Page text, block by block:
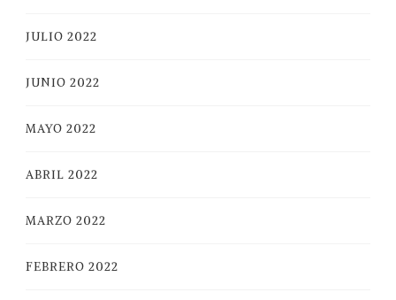
JULIO 2022
JUNIO 2022
MAYO 2022
ABRIL 2022
MARZO 2022
FEBRERO 2022